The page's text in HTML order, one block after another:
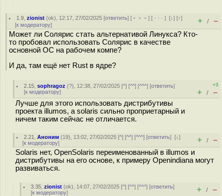
1.9 ,zionist (ok), 12:17, 27/02/2025 [ответить] [ ﹢﹢﹢] [ · · ·][↓] [↑]
[к модератору] + / –
Может ли Солярис стать альтернативой Линукса? Кто-
то пробовал использовать Солярис в качестве
основной ОС на рабочем компе?
И да, там ещё нет Rust в ядре?
2.15 ,sophragoz (?), 12:38, 27/02/2025 [^] [^^] [^^^] [ответить]
[к модератору]
+3
+ / –
Лучше для этого использовать дистрибутивы
проекта illumos, а solaris сильно проприетарный и
ничем таким сейчас не отличается.
2.21 ,Аноним (19), 13:02, 27/02/2025 [^] [^^] [^^^] [ответить][↓]
[к модератору] + / –
Solaris нет, OpenSolaris переименованный в illumos и
дистрибутивы на его основе, к примеру Openindiana могут
развиваться.
3.35 ,zionist (ok), 14:07, 27/02/2025 [^] [^^] [^^^] [ответить]
[к модератору] + / –